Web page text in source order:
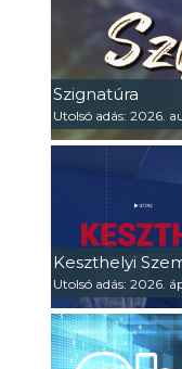
Szignatúra
Utolsó adás: 2026.
Keszthelyi
Utolsó adás: 2026.